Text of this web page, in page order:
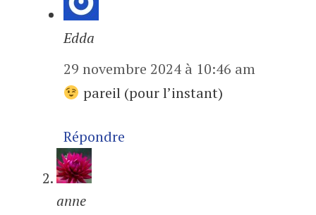
Edda
29 novembre 2024 à 10:46 am
pareil (pour l’instant)
Répondre
anne